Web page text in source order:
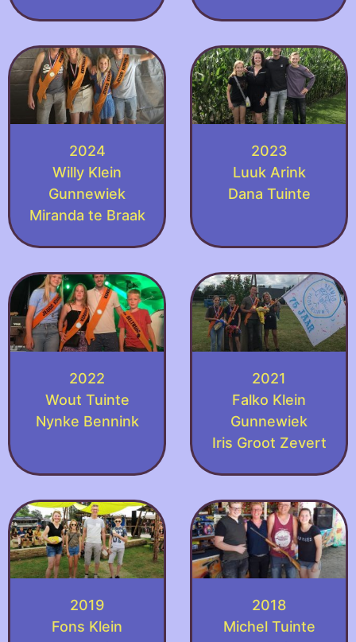
2024
Willy Klein
Gunnewiek
Miranda te Braak
2023
Luuk Arink
Dana Tuinte
2022
Wout Tuinte
Nynke Bennink
2021
Falko Klein
Gunnewiek
Iris Groot Zevert
2019
Fons Klein
2018
Michel Tuinte